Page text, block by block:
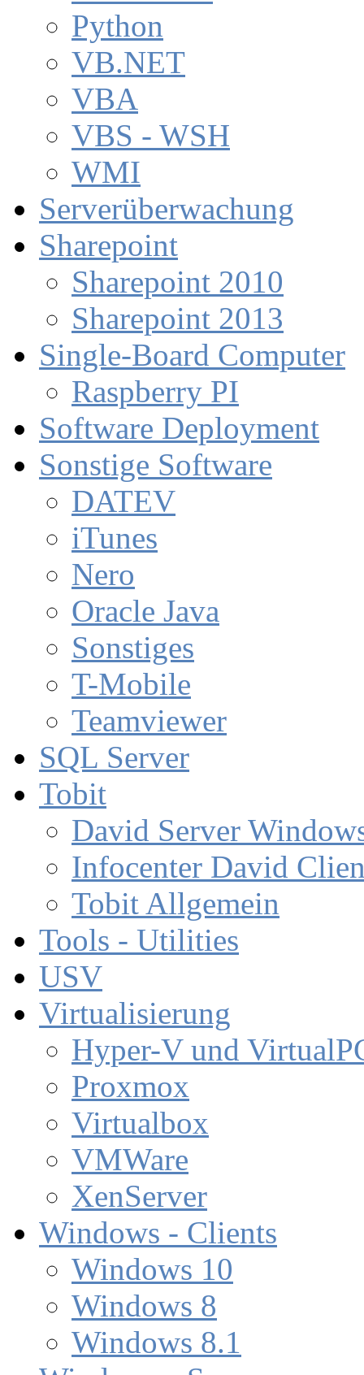
Python
VB.NET
VBA
VBS - WSH
WMI
Serverüberwachung
Sharepoint
Sharepoint 2010
Sharepoint 2013
Single-Board Computer
Raspberry PI
Software Deployment
Sonstige Software
DATEV
iTunes
Nero
Oracle Java
Sonstiges
T-Mobile
Teamviewer
SQL Server
Tobit
David Server
Infocenter David
Tobit Allgemein
Tools - Utilities
USV
Virtualisierung
Hyper-V und
Proxmox
Virtualbox
VMWare
XenServer
Windows - Clients
Windows 10
Windows 8
Windows 8.1